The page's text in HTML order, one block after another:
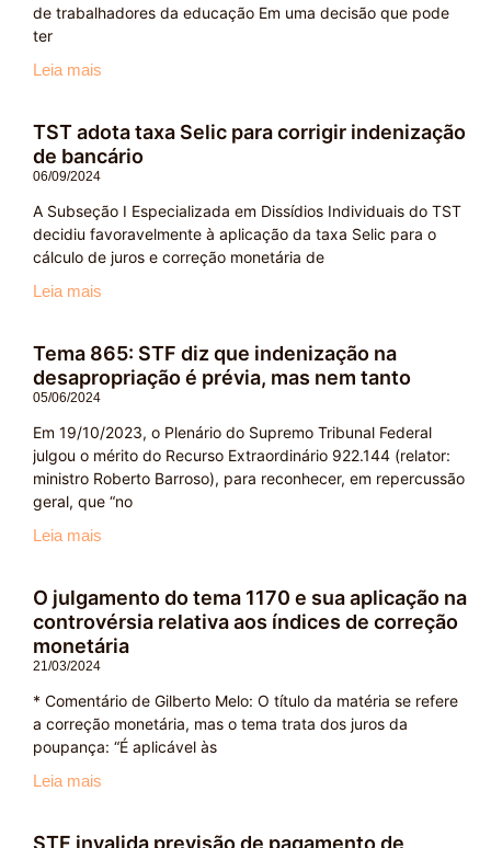
de trabalhadores da educação Em uma decisão que pode
ter
Leia mais
TST adota taxa Selic para corrigir indenização
de bancário
06/09/2024
A Subseção I Especializada em Dissídios Individuais do TST
decidiu favoravelmente à aplicação da taxa Selic para o
cálculo de juros e correção monetária de
Leia mais
Tema 865: STF diz que indenização na
desapropriação é prévia, mas nem tanto
05/06/2024
Em 19/10/2023, o Plenário do Supremo Tribunal Federal
julgou o mérito do Recurso Extraordinário 922.144 (relator:
ministro Roberto Barroso), para reconhecer, em repercussão
geral, que “no
Leia mais
O julgamento do tema 1170 e sua aplicação na
controvérsia relativa aos índices de correção
monetária
21/03/2024
* Comentário de Gilberto Melo: O título da matéria se refere
a correção monetária, mas o tema trata dos juros da
poupança: “É aplicável às
Leia mais
STF invalida previsão de pagamento de